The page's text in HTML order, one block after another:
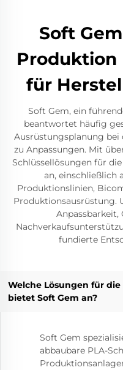
Soft
Produktion
für
Soft Gem, ein
beantwortet häufig
Ausrüstungsplanung bei
zu Anpassungen. Mit
Schlüssellösungen für
an, einschließlich
Produktionslinien,
Produktionsausrüstung.
fundierte
Welche Lösungen für
bietet Soft Gem an?
Soft Gem
abbaubare PLA-